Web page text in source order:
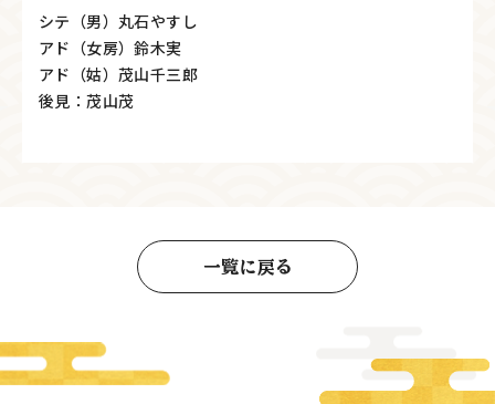
シテ（男）丸石やすし
アド（女房）鈴木実
アド（姑）茂山千三郎
後見：茂山茂
一覧に戻る